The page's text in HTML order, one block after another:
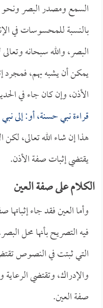
السمع ومصدر البصر
بالنسبة للمحسوسات في
البصر، والله سبحانه
يمكن أن يشبه بهم، فمجرد
الأذن، وإن كان جاء في
قراءة نبي حسنة، أو: إلى
هذا إن شاء الله تعالى، لكن
يقتضي إثبات صفة الأذن.
الكلام على صفة العين
وأما العين فقد جاء
فيه التصريح بأنها محل
التي ثبتت في النصوص
والإدراك، وتقتضي
صفة العين.